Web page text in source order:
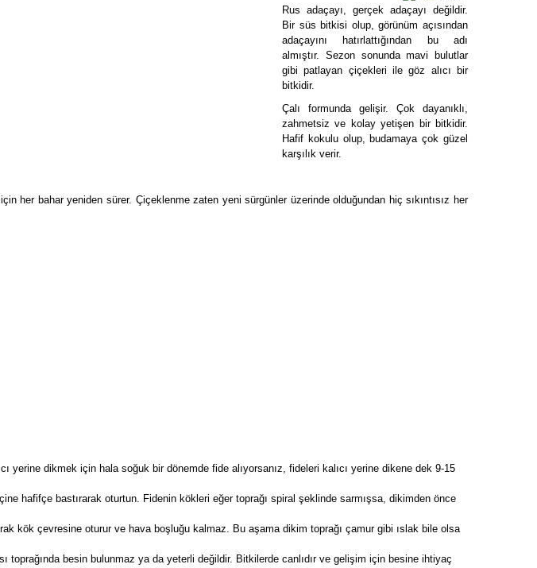
Rus adaçayı, gerçek adaçayı değildir.
Bir süs bitkisi olup, görünüm açısından
adaçayını hatırlattığından bu adı
almıştır. Sezon sonunda mavi bulutlar
gibi patlayan çiçekleri ile göz alıcı bir
bitkidir.
Çalı formunda gelişir. Çok dayanıklı,
zahmetsiz ve kolay yetişen bir bitkidir.
Hafif kokulu olup, budamaya çok güzel
karşılık verir.
her bahar yeniden sürer. Çiçeklenme zaten yeni sürgünler üzerinde olduğundan hiç sıkıntısız her
yerine dikmek için hala soğuk bir dönemde fide alıyorsanız, fideleri kalıcı yerine dikene dek 9-15
hafifçe bastırarak oturtun. Fidenin kökleri eğer toprağı spiral şeklinde sarmışsa, dikimden önce
kök çevresine oturur ve hava boşluğu kalmaz. Bu aşama dikim toprağı çamur gibi ıslak bile olsa
besin bulunmaz ya da yeterli değildir. Bitkilerde canlıdır ve gelişim için besine ihtiyaç